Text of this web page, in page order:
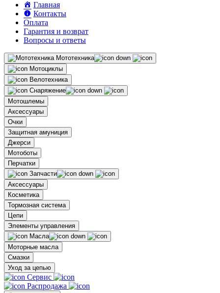
Главная
Контакты
Оплата
Гарантия и возврат
Вопросы и ответы
Мототехника
Мотоциклы
Велотехника
Снаряжение
Мотошлемы
Аксессуары
Очки
Защитная амуниция
Джерси
Мотоботы
Перчатки
Запчасти
Аксессуары
Косметика
Тормозная система
Цепи
Элементы управления
Масла
Моторные масла
Смазки
Уход за цепью
Сервис
Распродажа